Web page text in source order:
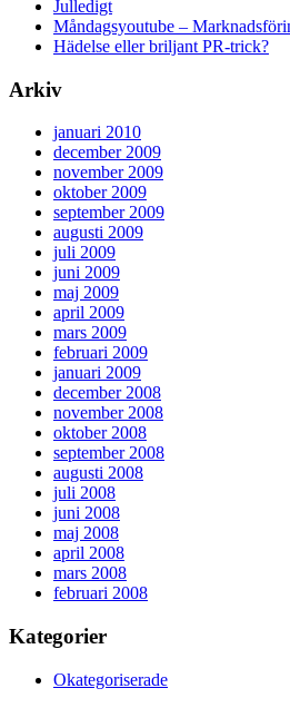
Julledigt
Måndagsyoutube –
Hädelse eller briljant PR-trick?
Arkiv
januari 2010
december 2009
november 2009
oktober 2009
september 2009
augusti 2009
juli 2009
juni 2009
maj 2009
april 2009
mars 2009
februari 2009
januari 2009
december 2008
november 2008
oktober 2008
september 2008
augusti 2008
juli 2008
juni 2008
maj 2008
april 2008
mars 2008
februari 2008
Kategorier
Okategoriserade